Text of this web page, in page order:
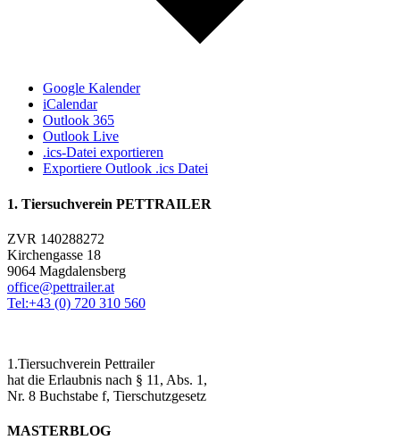
Google Kalender
iCalendar
Outlook 365
Outlook Live
.ics-Datei exportieren
Exportiere Outlook .ics Datei
1. Tiersuchverein PETTRAILER
ZVR 140288272
Kirchengasse 18
9064 Magdalensberg
office@pettrailer.at
Tel:+43 (0) 720 310 560
1.Tiersuchverein Pettrailer
hat die Erlaubnis nach § 11, Abs. 1,
Nr. 8 Buchstabe f, Tierschutzgesetz
MASTERBLOG